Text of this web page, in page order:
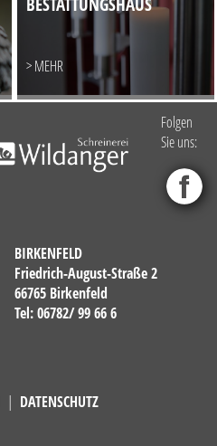
> MEHR
Folgen
Sie uns:
BIRKENFELD
Friedrich-August-Straße 2
66765 Birkenfeld
Tel: 06782/ 99 66 6
| DATENSCHUTZ